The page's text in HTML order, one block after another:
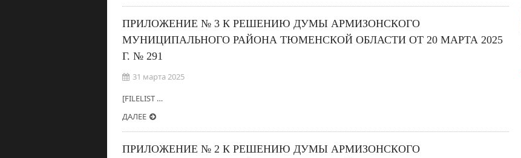
ПРИЛОЖЕНИЕ № 3 К РЕШЕНИЮ ДУМЫ АРМИЗОНСКОГО
МУНИЦИПАЛЬНОГО РАЙОНА ТЮМЕНСКОЙ ОБЛАСТИ ОТ 20 МАРТА 2025
Г. № 291
31 марта 2025
[FILELIST …
ДАЛЕЕ
ПРИЛОЖЕНИЕ № 2 К РЕШЕНИЮ ДУМЫ АРМИЗОНСКОГО